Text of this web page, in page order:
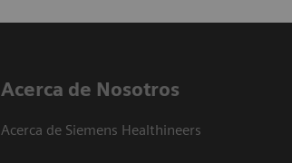
Acerca de Nosotros
Acerca de Siemens Healthineers